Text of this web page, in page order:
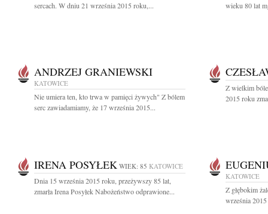
sercach. W dniu 21 września 2015 roku,...
wieku 80 lat
ANDRZEJ GRANIEWSKI
KATOWICE
Nie umiera ten, kto trwa w pamięci żywych" Z bólem
serc zawiadamiamy, że 17 września 2015...
Z wielkim
2015 roku
IRENA POSYŁEK WIEK: 85 KATOWICE
Dnia 15 września 2015 roku, przeżywszy 85 lat,
zmarła Irena Posyłek Nabożeństwo odprawione...
KATOWICE
Z głębokim
września